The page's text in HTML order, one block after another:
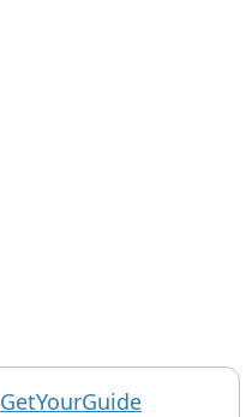
GetYourGuide; otvorí sa